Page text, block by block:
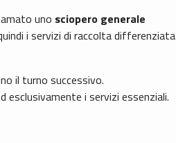
uno sciopero generale
i servizi di raccolta differenziata
il turno successivo.
i servizi essenziali.